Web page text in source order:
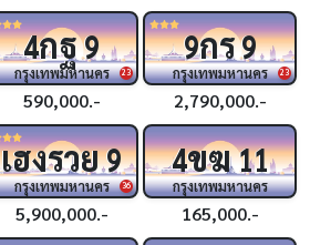
23
4กฐ9
กรุงเทพมหานคร
590,000.-
23
9กร9
กรุงเทพมหานคร
2,790,000.-
36
เฮงรวย9
กรุงเทพมหานคร
5,900,000.-
4ขฆ11
กรุงเทพมหานคร
165,000.-